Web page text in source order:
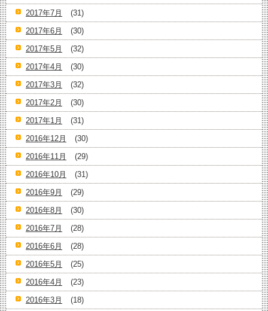
2017年7月
(31)
2017年6月
(30)
2017年5月
(32)
2017年4月
(30)
2017年3月
(32)
2017年2月
(30)
2017年1月
(31)
2016年12月
(30)
2016年11月
(29)
2016年10月
(31)
2016年9月
(29)
2016年8月
(30)
2016年7月
(28)
2016年6月
(28)
2016年5月
(25)
2016年4月
(23)
2016年3月
(18)